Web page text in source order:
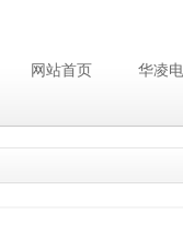
网站首页 华凌